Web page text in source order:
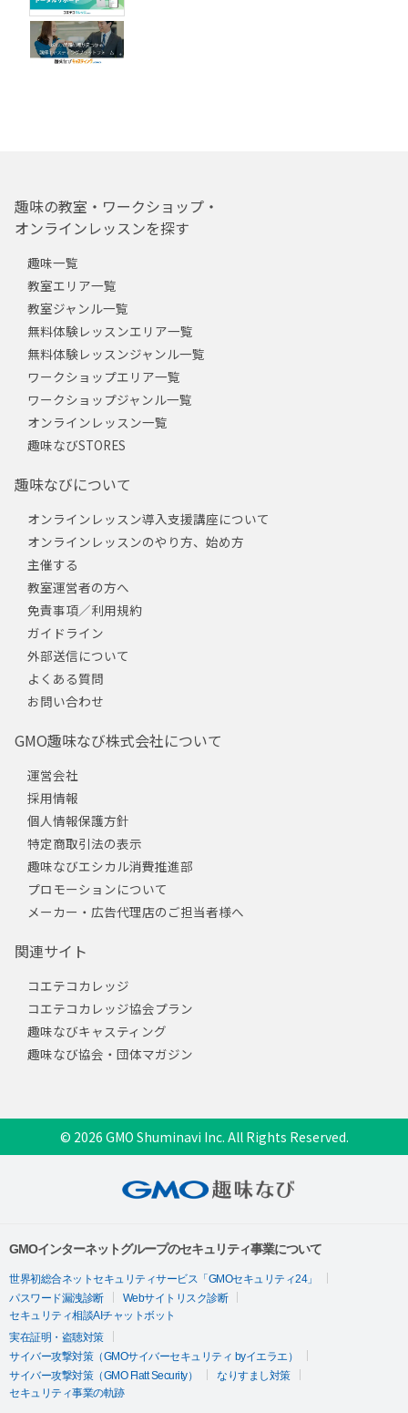
趣味の教室・ワークショップ・
オンラインレッスンを探す
趣味一覧
教室エリア一覧
教室ジャンル一覧
無料体験レッスンエリア一覧
無料体験レッスンジャンル一覧
ワークショップエリア一覧
ワークショップジャンル一覧
オンラインレッスン一覧
趣味なびSTORES
趣味なびについて
オンラインレッスン導入支援講座について
オンラインレッスンのやり方、始め方
主催する
教室運営者の方へ
免責事項／利用規約
ガイドライン
外部送信について
よくある質問
お問い合わせ
GMO趣味なび株式会社について
運営会社
採用情報
個人情報保護方針
特定商取引法の表示
趣味なびエシカル消費推進部
プロモーションについて
メーカー・広告代理店のご担当者様へ
関連サイト
コエテコカレッジ
コエテコカレッジ協会プラン
趣味なびキャスティング
趣味なび協会・団体マガジン
© 2026 GMO Shuminavi Inc. All Rights Reserved.